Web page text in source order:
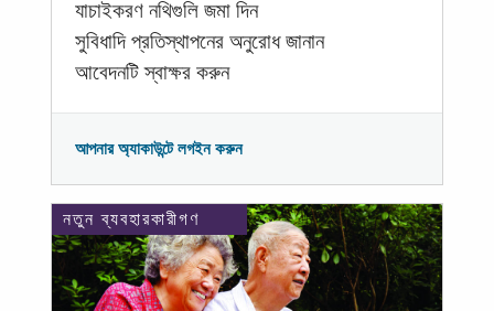
যাচাইকরণ নথিগুলি জমা দিন
সুবিধাদি প্রতিস্থাপনের অনুরোধ জানান
আবেদনটি স্বাক্ষর করুন
আপনার অ্যাকাউন্টে লগইন করুন
নতুন ব্যবহারকারীগণ